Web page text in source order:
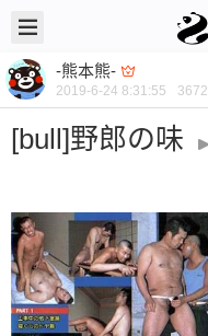
-熊本熊-
2019-6-24 8:31:55 3672
[bull]野郎の味
-熊本熊- @ 御品熊风